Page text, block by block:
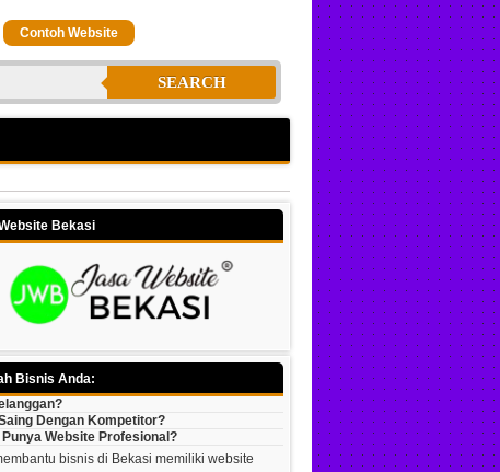
Contoh Website
SEARCH
Bekasi
Bisnis Anda:
Dengan Kompetitor?
Punya Website Profesional?
bisnis di Bekasi memiliki website